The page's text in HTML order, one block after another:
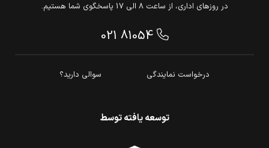
در روزهای اداری، از ساعت 8 الی 17 پاسخگوی شما هستیم.
021 81054
درخواست نمایندگی سوالی دارید؟
توسعه یافته توسط